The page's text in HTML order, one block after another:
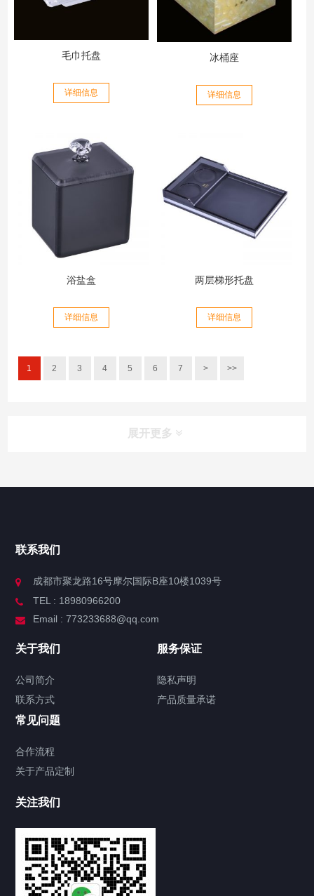
毛巾托盘
详细信息
冰桶座
详细信息
浴盐盒
详细信息
两层梯形托盘
详细信息
1 2 3 4 5 6 7 > >>
展开更多
联系我们
成都市聚龙路16号摩尔国际B座10楼1039号
TEL : 18980966200
Email : 773233688@qq.com
关于我们
公司简介
联系方式
服务保证
隐私声明
产品质量承诺
常见问题
合作流程
关于产品定制
关注我们